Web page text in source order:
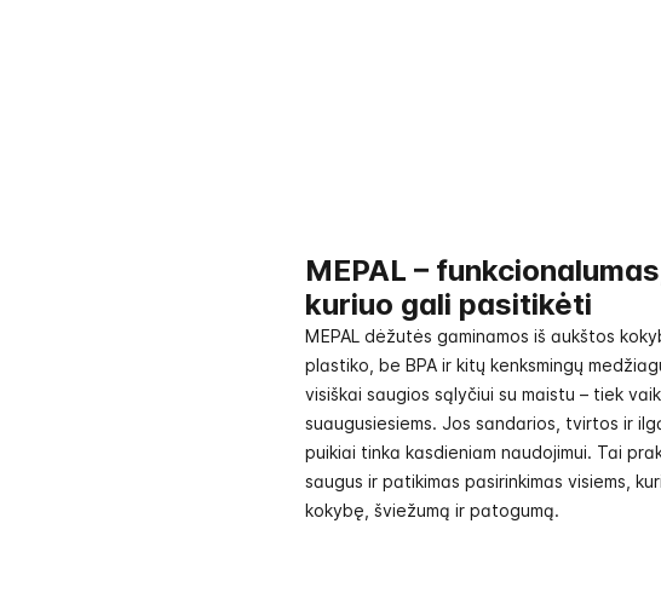
MEPAL –
kuriuo gali pasitikėti
MEPAL dėžutės gaminamos iš aukštos
plastiko, be BPA ir kitų kenksmingų
visiškai saugios sąlyčiui su maistu – tiek
suaugusiesiems. Jos sandarios, tvirtos ir
puikiai tinka kasdieniam naudojimui. Tai
saugus ir patikimas pasirinkimas visiems,
kokybę, šviežumą ir patogumą.